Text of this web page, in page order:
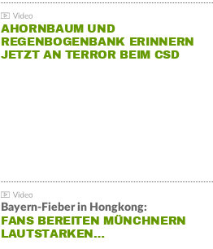
AHORNBAUM UND
REGENBOGENBANK ERINNERN
JETZT AN TERROR BEIM CSD
Bayern-Fieber in Hongkong:
FANS BEREITEN MÜNCHNERN
LAUTSTARKEN…